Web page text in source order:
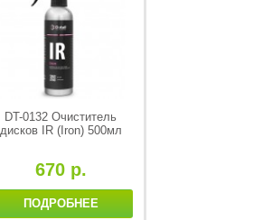
DT-0132 Очиститель
дисков IR (Iron) 500мл
670 р.
ПОДРОБНЕЕ